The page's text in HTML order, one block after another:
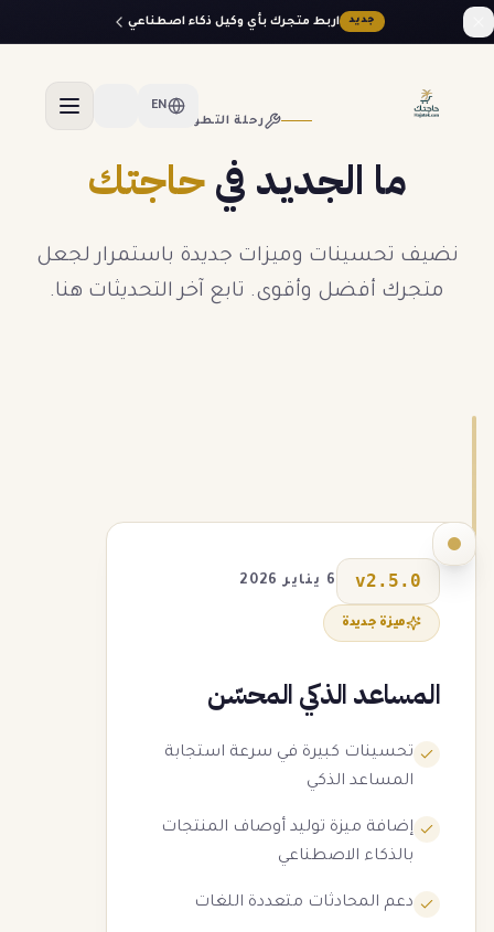
جديد اربط متجرك بأي وكيل ذكاء اصطناعي
EN
رحلة التطوير
ما الجديد فيحاجتك
نضيف تحسينات وميزات جديدة باستمرار لجعل
متجرك أفضل وأقوى. تابع آخر التحديثات هنا.
v2.5.0 6 يناير 2026
ميزة جديدة
المساعد الذكي المحسّن
تحسينات كبيرة في سرعة استجابة
المساعد الذكي
إضافة ميزة توليد أوصاف المنتجات
بالذكاء الاصطناعي
دعم المحادثات متعددة اللغات